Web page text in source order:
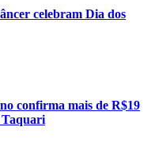
celebram Dia dos
confirma mais de R$19
Taquari